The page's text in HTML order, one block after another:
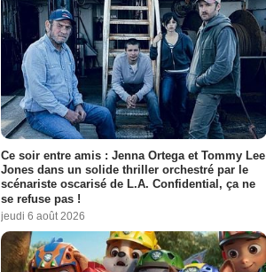
Ce soir entre amis : Jenna Ortega et Tommy Lee
Jones dans un solide thriller orchestré par le
scénariste oscarisé de L.A. Confidential, ça ne
se refuse pas !
jeudi 6 août 2026